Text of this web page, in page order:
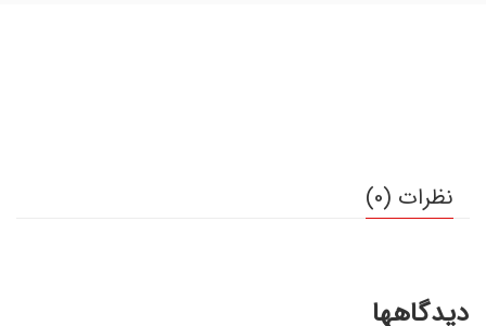
نظرات (0)
دیدگاهها